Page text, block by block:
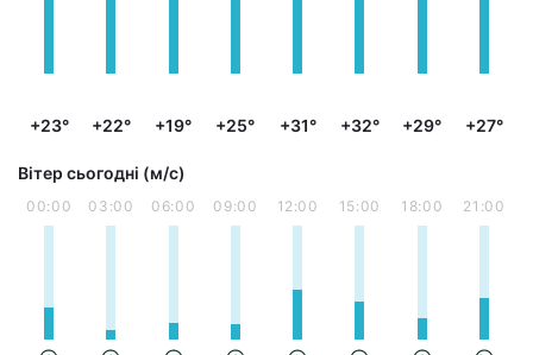
+23° +22° +19° +25° +31° +32° +29° +27°
Вітер сьогодні (м/с)
00:00 03:00 06:00 09:00 12:00 15:00 18:00 21:00